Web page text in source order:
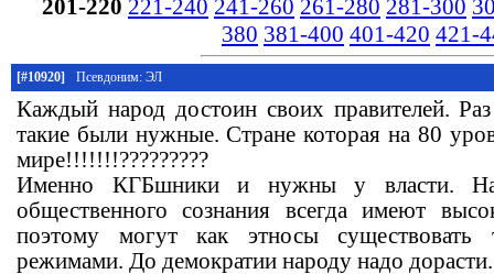
201-220 221-240 241-260 261-280 281-300
380 381-400 401-420 421-
[#10920] Псевдоним: ЭЛ
Каждый народ достоин своих правителей.
такие были нужные. Стране которая на 80
мире!!!!!!!?????????
Именно КГБшники и нужны у власти.
общественного сознания всегда имеют
поэтому могут как этносы существовать
режимами. До демократии народу надо дорасти.